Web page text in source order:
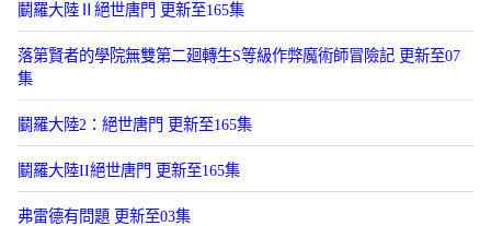
鬭羅大陸Ⅱ絕世唐門 更新至165集
落第賢者的學院無雙第二廻轉生S等級作弊魔術師冒險記 更新至07
集
鬭羅大陸2：絕世唐門 更新至165集
鬭羅大陸II絕世唐門 更新至165集
弗雷德有問題 更新至03集